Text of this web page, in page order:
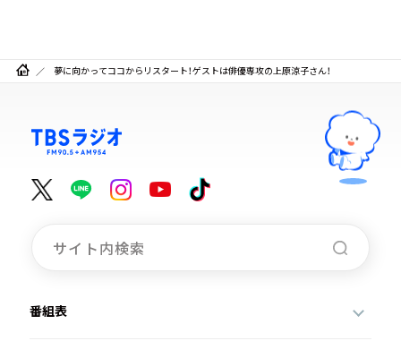
夢に向かってココからリスタート！ゲストは俳優専攻の上原涼子さん！
番組表